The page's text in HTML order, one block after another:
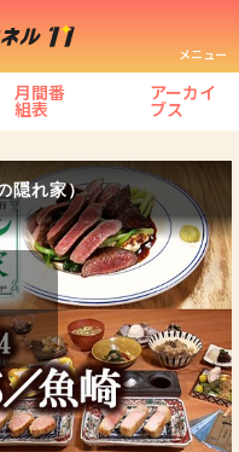
メニュー
月間番
組表
アーカイ
ブス
隠れ家）